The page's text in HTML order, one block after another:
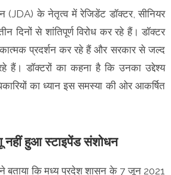
(JDA) के नेतृत्व में रेजिडेंट डॉक्टर, सीनियर
दिनों से शांतिपूर्ण विरोध कर रहे हैं। डॉक्टर
प्रदर्शन कर रहे हैं और सरकार से जल्द
हैं। डॉक्टरों का कहना है कि उनका उद्देश्य
का ध्यान इस समस्या की ओर आकर्षित
हुआ स्टाइपेंड संशोधन
बताया कि मध्य प्रदेश शासन के 7 जून 2021